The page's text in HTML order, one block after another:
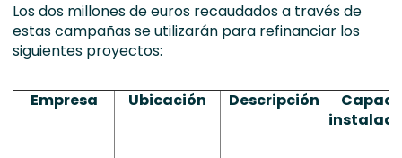
Los dos millones de euros recaudados a través de
estas campañas se utilizarán para refinanciar los
siguientes proyectos:
Empresa Ubicación Descripción